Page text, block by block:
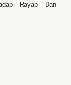
Rayap Dan